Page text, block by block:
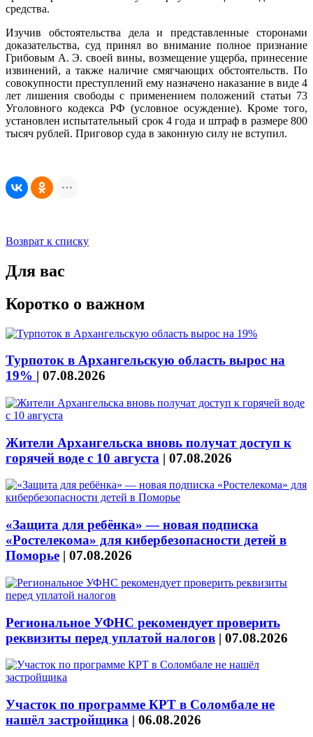
средства.
Изучив обстоятельства дела и представленные сторонами
доказательства, суд принял во внимание полное признание
Грибовым А. Э. своей вины, возмещение ущерба, принесение
извинений, а также наличие смягчающих обстоятельств. По
совокупности преступлений ему назначено наказание в виде 4
лет лишения свободы с применением положений статьи 73
Уголовного кодекса РФ (условное осуждение). Кроме того,
установлен испытательный срок 4 года и штраф в размере 800
тысяч рублей. Приговор суда в законную силу не вступил.
Возврат к списку
Для вас
Коротко о важном
Турпоток в Архангельскую область вырос на
19% | 07.08.2026
Жители Архангельска вновь получат доступ к
горячей воде с 10 августа | 07.08.2026
«Защита для ребёнка» — новая подписка
«Ростелекома» для кибербезопасности детей в
Поморье | 07.08.2026
Региональное УФНС рекомендует проверить
реквизиты перед уплатой налогов | 07.08.2026
Участок по программе КРТ в Соломбале не
нашёл застройщика | 06.08.2026